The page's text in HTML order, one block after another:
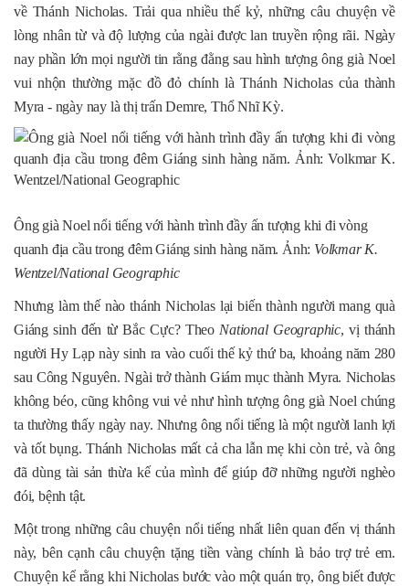
về Thánh Nicholas. Trải qua nhiều thế kỷ, những câu chuyện về
lòng nhân từ và độ lượng của ngài được lan truyền rộng rãi. Ngày
nay phần lớn mọi người tin rằng đằng sau hình tượng ông già Noel
vui nhộn thường mặc đồ đỏ chính là Thánh Nicholas của thành
Myra - ngày nay là thị trấn Demre, Thổ Nhĩ Kỳ.
Ông già Noel nổi tiếng với hành trình đầy ấn tượng khi đi vòng
quanh địa cầu trong đêm Giáng sinh hàng năm. Ảnh: Volkmar K.
Wentzel/National Geographic
Nhưng làm thế nào thánh Nicholas lại biến thành người mang quà
Giáng sinh đến từ Bắc Cực? TheoNational Geographic, vị thánh
người Hy Lạp này sinh ra vào cuối thế kỷ thứ ba, khoảng năm 280
sau Công Nguyên. Ngài trở thành Giám mục thành Myra. Nicholas
không béo, cũng không vui vẻ như hình tượng ông già Noel chúng
ta thường thấy ngày nay. Nhưng ông nổi tiếng là một người lanh lợi
và tốt bụng. Thánh Nicholas mất cả cha lẫn mẹ khi còn trẻ, và ông
đã dùng tài sản thừa kế của mình để giúp đỡ những người nghèo
đói, bệnh tật.
Một trong những câu chuyện nổi tiếng nhất liên quan đến vị thánh
này, bên cạnh câu chuyện tặng tiền vàng chính là bảo trợ trẻ em.
Chuyện kể rằng khi Nicholas bước vào một quán trọ, ông biết được